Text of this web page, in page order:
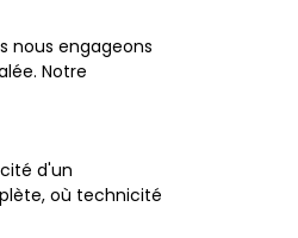
nous engageons
Notre
d'un
où technicité